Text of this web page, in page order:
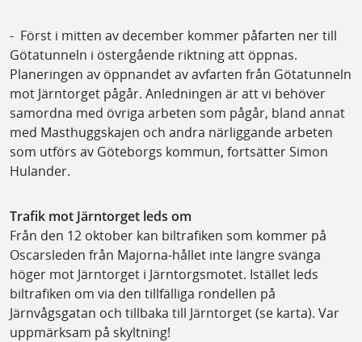
- Först i mitten av december kommer påfarten ner till
Götatunneln i östergående riktning att öppnas.
Planeringen av öppnandet av avfarten från Götatunneln
mot Järntorget pågår. Anledningen är att vi behöver
samordna med övriga arbeten som pågår, bland annat
med Masthuggskajen och andra närliggande arbeten
som utförs av Göteborgs kommun, fortsätter Simon
Hulander.
Trafik mot Järntorget leds om
Från den 12 oktober kan biltrafiken som kommer på
Oscarsleden från Majorna-hållet inte längre svänga
höger mot Järntorget i Järntorgsmotet. Istället leds
biltrafiken om via den tillfälliga rondellen på
Järnvågsgatan och tillbaka till Järntorget (se karta). Var
uppmärksam på skyltning!